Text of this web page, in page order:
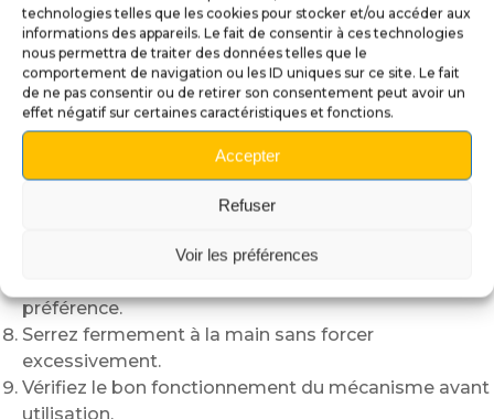
technologies telles que les cookies pour stocker et/ou accéder aux
informations des appareils. Le fait de consentir à ces technologies
nous permettra de traiter des données telles que le
comportement de navigation ou les ID uniques sur ce site. Le fait
de ne pas consentir ou de retirer son consentement peut avoir un
effet négatif sur certaines caractéristiques et fonctions.
Accepter
Refuser
Voir les préférences
Ouvrez la porte monnayeur du flipper.
Repérez l’arrière de la tige du lanceur à l’intérieur de
la caisse.
Maintenez la tige afin d’éviter qu’elle ne tourne
pendant le démontage.
Dévissez le lanceur d’origine en le tournant dans le
sens inverse des aiguilles d’une montre.
Retirez complètement le lanceur existant.
Transformers sur le filetage d’origine.
préférence.
Serrez fermement à la main sans forcer
excessivement.
Vérifiez le bon fonctionnement du mécanisme avant
utilisation.